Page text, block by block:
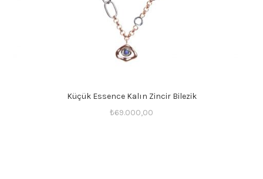
Küçük Essence Kalın Zincir Bilezik
₺69.000,00